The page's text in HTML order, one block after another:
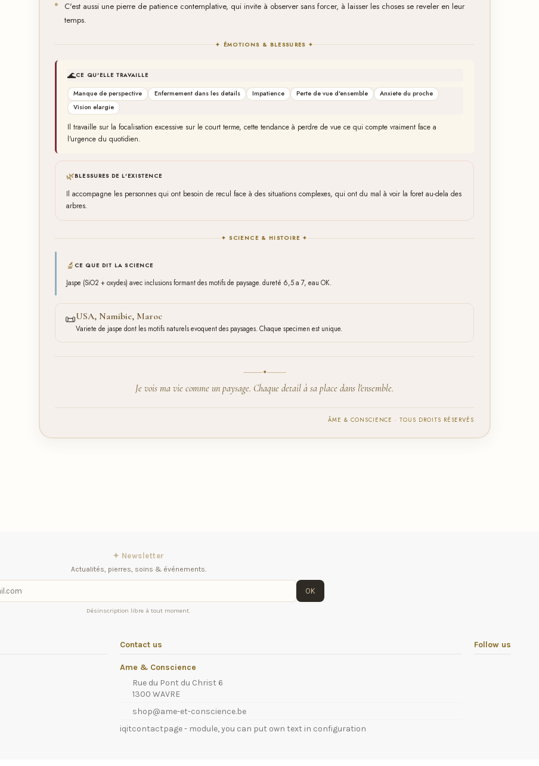
C'est aussi une pierre de patience contemplative, qui invite à observer sans forcer, à laisser les choses se reveler en leur
temps.
✦ ÉMOTIONS & BLESSURES ✦
🌊CE QU'ELLE TRAVAILLE
Manque de perspective Enfermement dans les details Impatience Perte de vue d'ensemble
Anxiete du proche
Vision elargie
Il travaille sur la focalisation excessive sur le court terme, cette tendance à perdre de vue ce qui compte vraiment face a
l'urgence du quotidien.
🌿BLESSURES DE L'EXISTENCE
Il accompagne les personnes qui ont besoin de recul face à des situations complexes, qui ont du mal à voir la foret au-dela des
arbres.
✦ SCIENCE & HISTOIRE ✦
🔬 CE QUE DIT LA SCIENCE
Jaspe (SiO2 + oxydes) avec inclusions formant des motifs de paysage. dureté 6,5 a 7, eau OK.
📜USA, Namibie, Maroc
Variete de jaspe dont les motifs naturels evoquent des paysages. Chaque specimen est unique.
✦
Je vois ma vie comme un paysage. Chaque detail à sa place dans l'ensemble.
ÂME & CONSCIENCE · TOUS DROITS RÉSERVÉS
✦ Newsletter
Actualités, pierres, soins & événements.
OK
Désinscription libre à tout moment.
Contact us
Ame & Conscience
Rue du Pont du Christ 6
1300 WAVRE
shop@ame-et-conscience.be
iqitcontactpage - module, you can put own text in configuration
Follow us